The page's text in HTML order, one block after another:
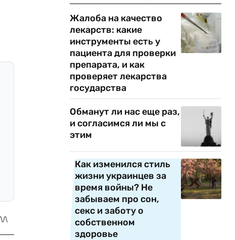
Жалоба на качество
лекарств: какие
инструменты есть у
пациента для проверки
препарата, и как
проверяет лекарства
государства
Обманут ли нас еще раз,
и согласимся ли мы с
этим
Как изменился стиль
жизни украинцев за
время войны? Не
забываем про сон,
секс и заботу о
собственном
здоровье